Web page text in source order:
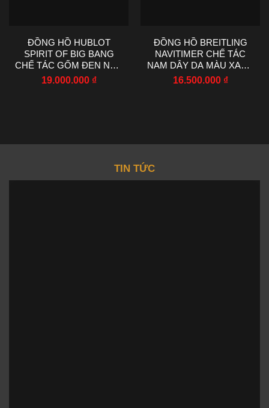
ĐỒNG HỒ HUBLOT
SPIRIT OF BIG BANG
CHẾ TÁC GỐM ĐEN NHÀ
MÁY AAA 42MM
19.000.000 ₫
ĐỒNG HỒ BREITLING
NAVITIMER CHẾ TÁC
NAM DÂY DA MÀU XANH
NHÀ MÁY EF 43MM
16.500.000 ₫
TIN TỨC